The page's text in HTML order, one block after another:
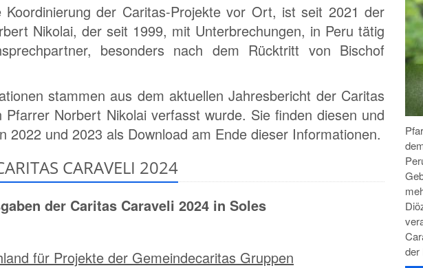
Koordinierung der Caritas-Projekte vor Ort, ist seit 2021 der
Nikolai, der seit 1999, mit Unterbrechungen, in Peru tätig
besonders nach dem Rücktritt von Bischof
stammen aus dem aktuellen Jahresbericht der Caritas
Norbert Nikolai verfasst wurde. Sie finden diesen und
2022 und 2023 als Download am Ende dieser Informationen.
CARAVELI 2024
der Caritas Caraveli 2024 in Soles
für Projekte der Gemeindecaritas Gruppen
der